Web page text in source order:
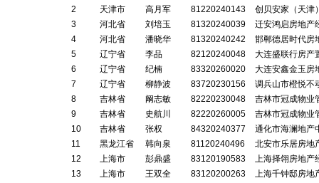
2
天津市 高月军 81220240143
创贝安家（天津
3
河北省 刘培玉 81320240039
迁安鸿启房地产
4
河北省 潘晓华 81320240242
邯郸德居时代房
5
辽宁省 李品 82120240048
大连盛联行房产
6
辽宁省 纪楠 83320260020
大连安鑫金玉房
7
辽宁省 柳静波 83720230156
调兵山市橙悦不
8
吉林省 阚志敏 82220230048
吉林市冠成物业
9
吉林省 史航川 82220260005
吉林市冠成物业
10
吉林省 张权 84320240377
通化市海澜地产
11
黑龙江省 韩向泉 81120240496
北安市乐居房地
12
上海市 彭鼎盛 83120190583
上海择翎房地产
13
上海市 王双全 83120200263
上海千钟邸房地